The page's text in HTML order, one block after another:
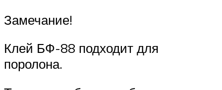
Замечание!
Клей БФ-88 подходит для
поролона.